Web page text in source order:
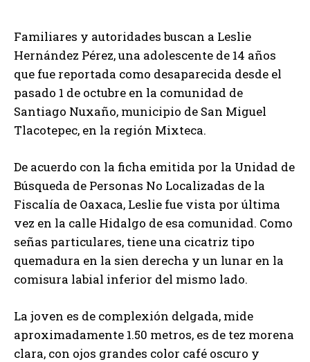
Familiares y autoridades buscan a Leslie
Hernández Pérez, una adolescente de 14 años
que fue reportada como desaparecida desde el
pasado 1 de octubre en la comunidad de
Santiago Nuxaño, municipio de San Miguel
Tlacotepec, en la región Mixteca.
De acuerdo con la ficha emitida por la Unidad de
Búsqueda de Personas No Localizadas de la
Fiscalía de Oaxaca, Leslie fue vista por última
vez en la calle Hidalgo de esa comunidad. Como
señas particulares, tiene una cicatriz tipo
quemadura en la sien derecha y un lunar en la
comisura labial inferior del mismo lado.
La joven es de complexión delgada, mide
aproximadamente 1.50 metros, es de tez morena
clara, con ojos grandes color café oscuro y